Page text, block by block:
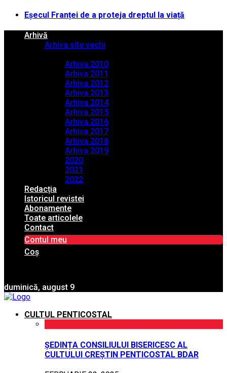
Eșecul Franței de a proteja dreptul la viață
Arhivă
Arhiva site vechi
Arhiva 2010
Arhiva 2011
Arhiva 2012
Arhiva 2013
Arhiva 2014
Arhiva 2015
Arhiva 2016
Arhiva 2017
Arhiva 2018
Arhiva 2019
2020
2021
2022
Redacția
Istoricul revistei
Abonamente
Toate articolele
Contact
Contul meu
Coș
duminică, august 9
CULTUL PENTICOSTAL
ȘEDINȚA CONSILIULUI BISERICESC AL
CULTULUI CREȘTIN PENTICOSTAL BDAR